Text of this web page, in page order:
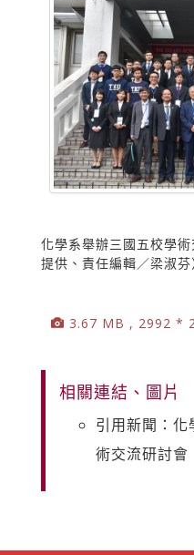
化學系舉辦三國五校學
提供、責任編輯／梁淑芬
3.67 MB , 2992 *
相關連結、圖片
引用新聞：
術交流研討會